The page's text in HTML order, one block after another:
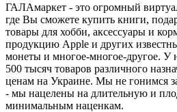
ГАЛАмаркет - это огромный
где Вы сможете купить книги,
товары для хобби, аксессуары и
продукцию Apple и других
монеты и многое-многое-другое. У
500 тысяч товаров различного
ценам на Украине. Мы не гонимся
- мы нацелены на длительную и
минимальным наценкам.